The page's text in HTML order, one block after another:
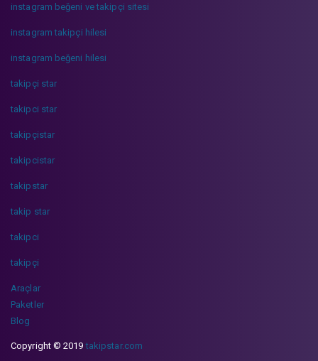
instagram beğeni ve takipçi sitesi
instagram takipçi hilesi
instagram beğeni hilesi
takipçi star
takipci star
takipçistar
takipcistar
takipstar
takip star
takipci
takipçi
Araçlar
Paketler
Blog
Copyright © 2019takipstar.com